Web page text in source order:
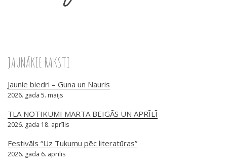
JAUNĀKIE RAKSTI
Jaunie biedri – Guna un Nauris
2026. gada 5. maijs
TLA NOTIKUMI MARTA BEIGĀS UN APRĪLĪ
2026. gada 18. aprīlis
Festivāls “Uz Tukumu pēc literatūras”
2026. gada 6. aprīlis